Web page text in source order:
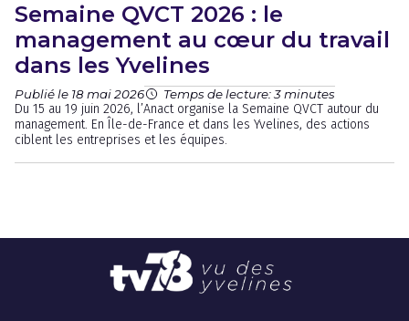
Semaine QVCT 2026 : le
management au cœur du travail
dans les Yvelines
Publié le 18 mai 2026 Temps de lecture: 3 minutes
Du 15 au 19 juin 2026, l’Anact organise la Semaine QVCT autour du
management. En Île-de-France et dans les Yvelines, des actions
ciblent les entreprises et les équipes.